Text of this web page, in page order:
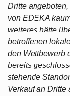
Dritte
von EDEKA
weiteres hätte
betroffenen
den Wettbewerb
bereits
stehende
Verkauf an Dritte